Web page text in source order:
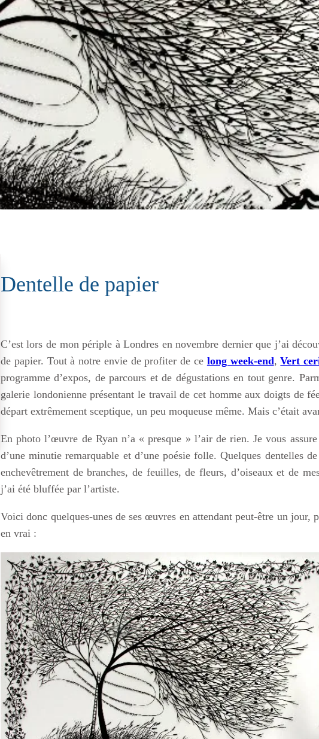
Dentelle de papier
C’est lors de mon périple à Londres en novembre dernier que j’ai
de papier. Tout à notre envie de profiter de ce long week-end,Vert
programme d’expos, de parcours et de dégustations en tout genre.
galerie londonienne présentant le travail de cet homme aux doigts de
départ extrêmement sceptique, un peu moqueuse même. Mais c’était
En photo l’œuvre de Ryan n’a « presque » l’air de rien. Je vous
d’une minutie remarquable et d’une poésie folle. Quelques dentelles
enchevêtrement de branches, de feuilles, de fleurs, d’oiseaux et de
j’ai été bluffée par l’artiste.
Voici donc quelques-unes de ses œuvres en attendant peut-être un jour,
en vrai :